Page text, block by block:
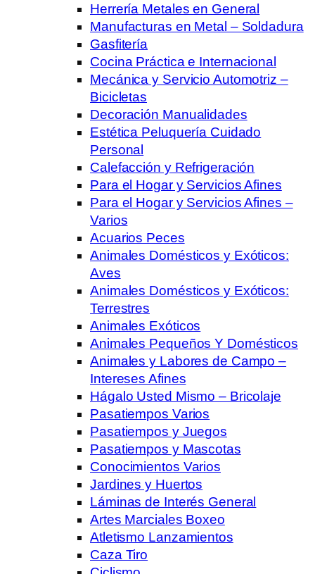
Herrería Metales en General
Manufacturas en Metal – Soldadura
Gasfitería
Cocina Práctica e Internacional
Mecánica y Servicio Automotriz –
Bicicletas
Decoración Manualidades
Estética Peluquería Cuidado
Personal
Calefacción y Refrigeración
Para el Hogar y Servicios Afines
Para el Hogar y Servicios Afines –
Varios
Acuarios Peces
Animales Domésticos y Exóticos:
Aves
Animales Domésticos y Exóticos:
Terrestres
Animales Exóticos
Animales Pequeños Y Domésticos
Animales y Labores de Campo –
Intereses Afines
Hágalo Usted Mismo – Bricolaje
Pasatiempos Varios
Pasatiempos y Juegos
Pasatiempos y Mascotas
Conocimientos Varios
Jardines y Huertos
Láminas de Interés General
Artes Marciales Boxeo
Atletismo Lanzamientos
Caza Tiro